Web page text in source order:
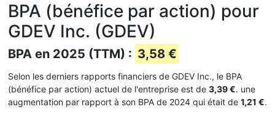
BPA (bénéfice par action) pour
GDEV Inc. (GDEV)
BPA en 2025 (TTM) : 3,58 €
Selon les derniers rapports financiers de GDEV Inc., le BPA
(bénéfice par action) actuel de l'entreprise est de 3,39 €. une
augmentation par rapport à son BPA de 2024 qui était de 1,21 €.